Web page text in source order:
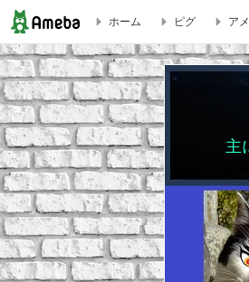
灯籠と明かり【石切剣箭神社編】ブ
ホーム ピグ ア
主